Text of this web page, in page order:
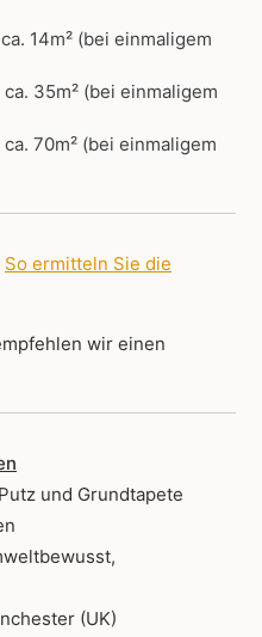
14m² (bei einmaligem
35m² (bei einmaligem
70m² (bei einmaligem
So ermitteln Sie die
wir einen
und Grundtapete
(UK)